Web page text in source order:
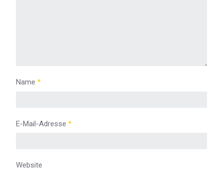
Name *
E-Mail-Adresse *
Website